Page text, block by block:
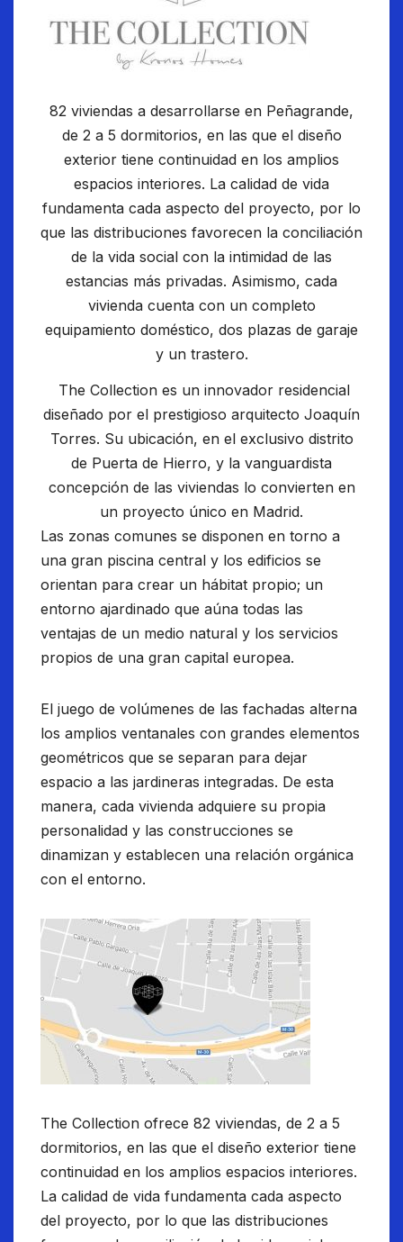
82 viviendas a desarrollarse en Peñagrande,
de 2 a 5 dormitorios, en las que el diseño
exterior tiene continuidad en los amplios
espacios interiores. La calidad de vida
fundamenta cada aspecto del proyecto, por lo
que las distribuciones favorecen la conciliación
de la vida social con la intimidad de las
estancias más privadas. Asimismo, cada
vivienda cuenta con un completo
equipamiento doméstico, dos plazas de garaje
y un trastero.
The Collection es un innovador residencial
diseñado por el prestigioso arquitecto Joaquín
Torres. Su ubicación, en el exclusivo distrito
de Puerta de Hierro, y la vanguardista
concepción de las viviendas lo convierten en
un proyecto único en Madrid.
Las zonas comunes se disponen en torno a
una gran piscina central y los edificios se
orientan para crear un hábitat propio; un
entorno ajardinado que aúna todas las
ventajas de un medio natural y los servicios
propios de una gran capital europea.
El juego de volúmenes de las fachadas alterna
los amplios ventanales con grandes elementos
geométricos que se separan para dejar
espacio a las jardineras integradas. De esta
manera, cada vivienda adquiere su propia
personalidad y las construcciones se
dinamizan y establecen una relación orgánica
con el entorno.
The Collection ofrece 82 viviendas, de 2 a 5
dormitorios, en las que el diseño exterior tiene
continuidad en los amplios espacios interiores.
La calidad de vida fundamenta cada aspecto
del proyecto, por lo que las distribuciones